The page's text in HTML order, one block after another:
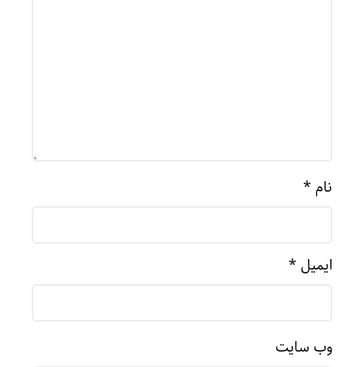
نام *
ایمیل *
وب‌ سایت